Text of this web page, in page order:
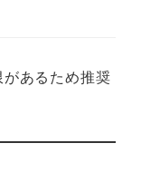
あるため推奨